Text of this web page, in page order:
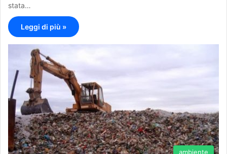
stata…
Leggi di più »
ambiente